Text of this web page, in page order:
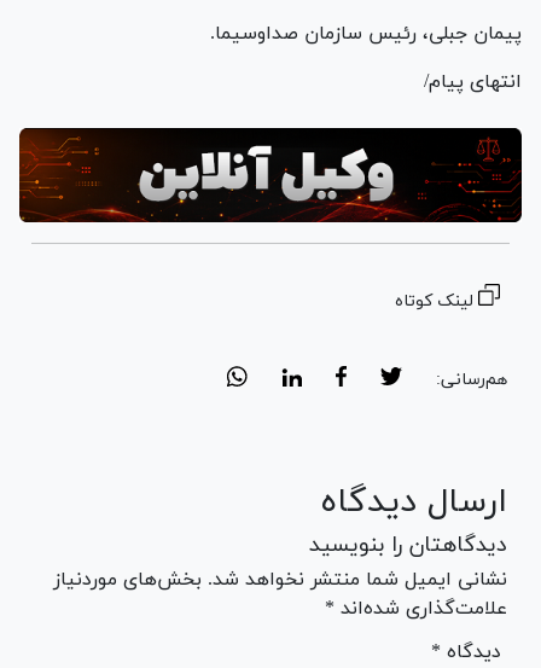
پیمان جبلی، رئیس سازمان صداوسیما.
انتهای پیام/
لینک کوتاه
هم‌رسانی:
ارسال دیدگاه
دیدگاهتان را بنویسید
نشانی ایمیل شما منتشر نخواهد شد. بخش‌های موردنیاز
علامت‌گذاری شده‌اند *
* دیدگاه